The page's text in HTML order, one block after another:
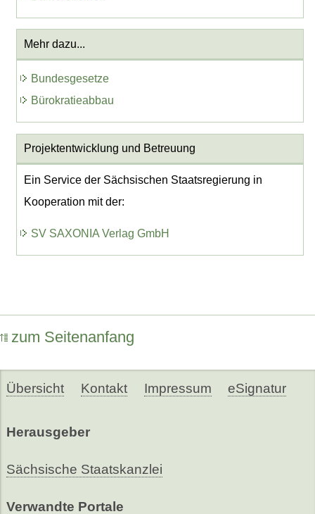
Mehr dazu...
Bundesgesetze
Bürokratieabbau
Projektentwicklung und Betreuung
Ein Service der Sächsischen Staatsregierung in
Kooperation mit der:
SV SAXONIA Verlag GmbH
zum Seitenanfang
Übersicht Kontakt Impressum eSignatur
Herausgeber
Sächsische Staatskanzlei
Verwandte Portale